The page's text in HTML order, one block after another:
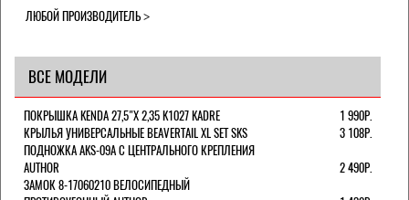
ЛЮБОЙ ПРОИЗВОДИТЕЛЬ
ВСЕ МОДЕЛИ
ПОКРЫШКА KENDA 27,5"Х 2,35 K1027 KADRE
1 990Р.
КРЫЛЬЯ УНИВЕРСАЛЬНЫЕ BEAVERTAIL XL SET SKS
3 108Р.
ПОДНОЖКА AKS-09A C ЦЕНТРАЛЬНОГО КРЕПЛЕНИЯ
AUTHOR
2 490Р.
ЗАМОК 8-17060210 ВЕЛОСИПЕДНЫЙ